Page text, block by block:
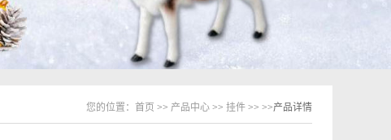
您的位置： 首页 >> 产品中心 >> 挂件 >> >>产品详情